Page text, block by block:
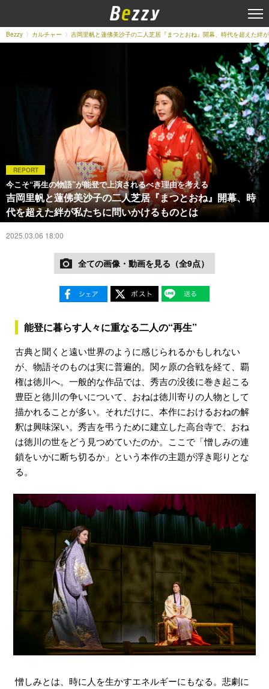
Bezzy カルチャー 吉岡里帆と蓮佛美沙子の二人芝居『まつとおね』開幕、時代を超えた絆
REPORT
今こそ“再生の物語”が能登で上演されるべき理由を考える
吉岡里帆と蓮佛美沙子の二人芝居『まつとおね』開幕、時
代を超えた絆が私たちに問いかけるものとは
2025.03.06 18:00
全ての画像・動画を見る（全9点）
能登に暮らす人々に重なる二人の“再生”
古典と聞くと遠い世界のように感じられるかもしれない
が、物語そのものは実に普遍的。関ヶ原の合戦を経て、覇
権は徳川へ。一般的な作品では、秀吉の没後に巻き起こる
豊臣と徳川の争いについて、おねは徳川寄りの人物として
描かれることが多い。それだけに、本作におけるおねの解
釈は興味深い。秀吉を弔うために建立した高台寺で、おね
は徳川の世をどう見つめていたのか。ここで「憎しみの連
鎖をいかに断ち切るか」という本作の主題が浮き彫りとな
る。
憎しみとは、時に人を生かすエネルギーにもなる。悲劇に